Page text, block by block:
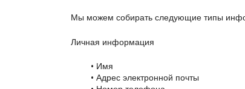
Мы можем собирать следующие типы
Личная информация
Имя
Адрес электронной почты